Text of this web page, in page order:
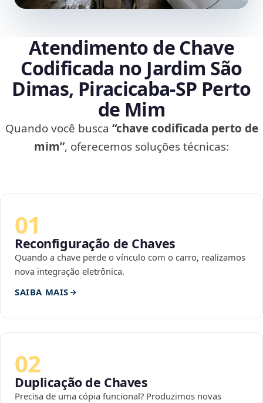
Atendimento de Chave
Codificada no Jardim São
Dimas, Piracicaba‑SP Perto
de Mim
Quando você busca “chave codificada perto de
mim”, oferecemos soluções técnicas:
01
Reconfiguração de Chaves
Quando a chave perde o vínculo com o carro, realizamos
nova integração eletrônica.
SAIBA MAIS
02
Duplicação de Chaves
Precisa de uma cópia funcional? Produzimos novas